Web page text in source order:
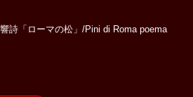
詩「ローマの松」/Pini di Roma poema